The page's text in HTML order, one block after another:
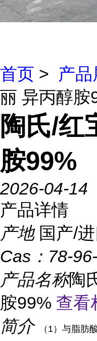
首页 > 产
丽 异丙醇胺
陶氏/红
胺99%
2026-04-14
产品详情
产地 国产/
Cas： 78-
产品名称陶
胺99% 查看
简介
（1）与脂肪